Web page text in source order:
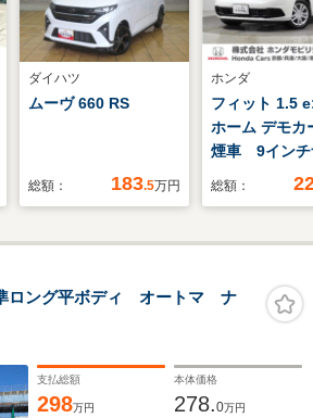
ダイハツ
ムーヴ 660 RS
総額： 183.5万円
ホンダ
フィット 1.5
ホーム デモ
煙車 9イン
バックカメ
ロール シー
入力端子
ライト 衝突
総額：
ロング平ボディ オートマ ナ
支払総額
298万円
本体価格
278.0万円